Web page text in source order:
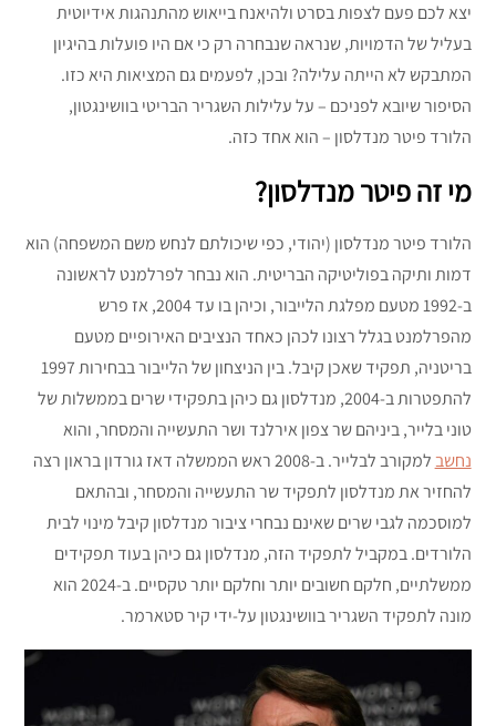
יצא לכם פעם לצפות בסרט ולהיאנח בייאוש מהתנהגות אידיוטית
בעליל של הדמויות, שנראה שנבחרה רק כי אם היו פועלות בהיגיון
המתבקש לא הייתה עלילה? ובכן, לפעמים גם המציאות היא כזו.
הסיפור שיובא לפניכם – על עלילות השגריר הבריטי בוושינגטון,
הלורד פיטר מנדלסון – הוא אחד כזה.
מי זה פיטר מנדלסון?
הלורד פיטר מנדלסון (יהודי, כפי שיכולתם לנחש משם המשפחה) הוא
דמות ותיקה בפוליטיקה הבריטית. הוא נבחר לפרלמנט לראשונה
ב-1992 מטעם מפלגת הלייבור, וכיהן בו עד 2004, אז פרש
מהפרלמנט בגלל רצונו לכהן כאחד הנציבים האירופיים מטעם
בריטניה, תפקיד שאכן קיבל. בין הניצחון של הלייבור בבחירות 1997
להתפטרות ב-2004, מנדלסון גם כיהן בתפקידי שרים בממשלות של
טוני בלייר, ביניהם שר צפון אירלנד ושר התעשייה והמסחר, והוא
נחשב
למקורב לבלייר. ב-2008 ראש הממשלה דאז גורדון בראון רצה
להחזיר את מנדלסון לתפקיד שר התעשייה והמסחר, ובהתאם
למוסכמה לגבי שרים שאינם נבחרי ציבור מנדלסון קיבל מינוי לבית
הלורדים. במקביל לתפקיד הזה, מנדלסון גם כיהן בעוד תפקידים
ממשלתיים, חלקם חשובים יותר וחלקם יותר טקסיים. ב-2024 הוא
מונה לתפקיד השגריר בוושינגטון על-ידי קיר סטארמר.